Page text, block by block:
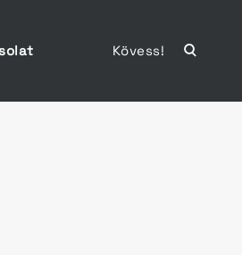
Kövess!
open